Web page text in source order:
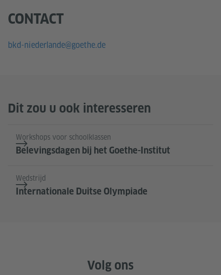
CONTACT
bkd-niederlande@goethe.de
Dit zou u ook interesseren
Workshops voor schoolklassen
Belevingsdagen bij het Goethe-Institut
Wedstrijd
Internationale Duitse Olympiade
Volg ons